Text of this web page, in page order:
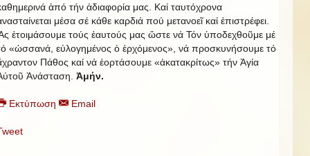
ἀπό τήν ἀδιαφορία μας. Καί ταυτόχρονα
μέσα σέ κάθε καρδιά πού μετανοεῖ καί ἐπιστρέφει.
ἐτοιμάσουμε τούς ἑαυτούς μας ὥστε νά Τόν ὑποδεχθοῦμε μέ
«ὠσσανά, εὐλογημένος ὁ ἑρχόμενος», νά προσκυνήσουμε τό
Πάθος καί νά ἑορτάσουμε «ἀκατακρίτως» τήν Ἁγία
Ἀνάσταση. Ἀμήν.
Εκτύπωση Email